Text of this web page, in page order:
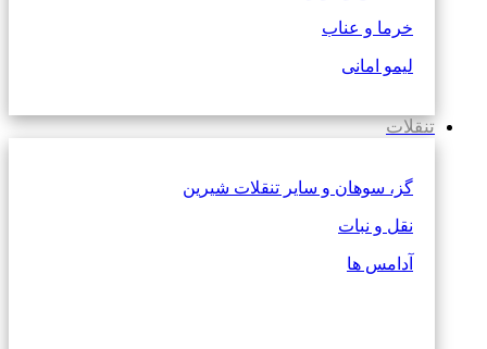
خرما و عناب
لیمو امانی
تنقلات
گز، سوهان و سایر تنقلات شیرین
نقل و نبات
آدامس ها